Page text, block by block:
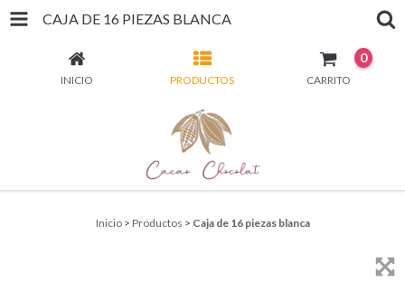
CAJA DE 16 PIEZAS BLANCA
INICIO PRODUCTOS CARRITO
0
Inicio > Productos > Caja de 16 piezas blanca